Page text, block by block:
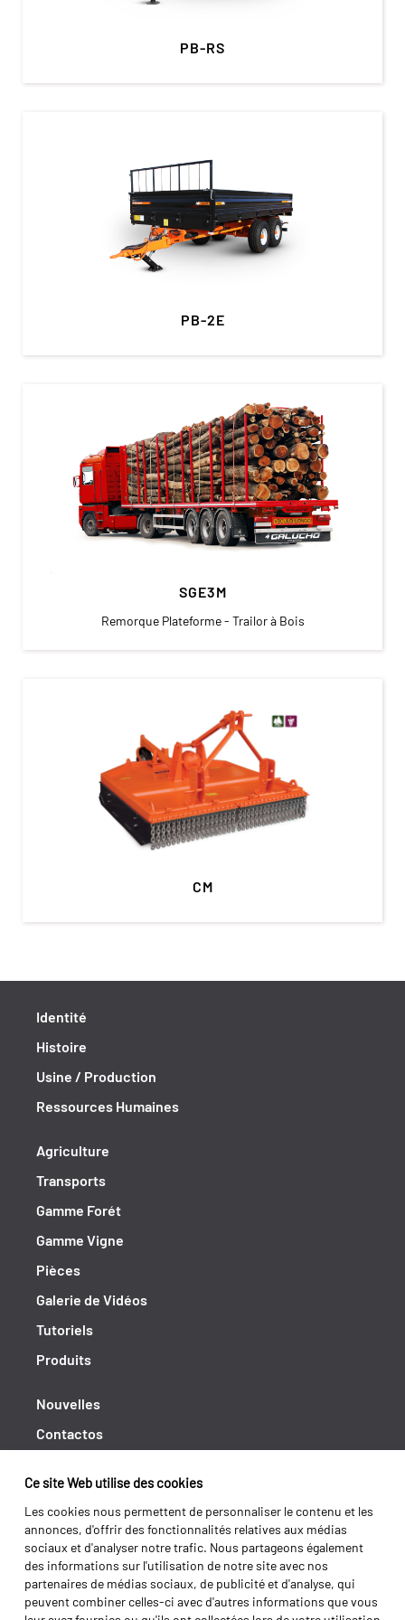
Ce site Web utilise des cookies
Les cookies nous permettent de personnaliser le contenu et les
annonces, d'offrir des fonctionnalités relatives aux médias
sociaux et d'analyser notre trafic. Nous partageons également
des informations sur l'utilisation de notre site avec nos
partenaires de médias sociaux, de publicité et d'analyse, qui
peuvent combiner celles-ci avec d'autres informations que vous
PB-RS
PB-2E
SGE3M
Remorque Plateforme - Trailor à Bois
CM
Identité
Histoire
Usine / Production
Ressources Humaines
Agriculture
Transports
Gamme Forét
Gamme Vigne
Pièces
Galerie de Vidéos
Tutoriels
Produits
Nouvelles
Contactos
Shipping returns
Politique de Privacité
Termes et conditions